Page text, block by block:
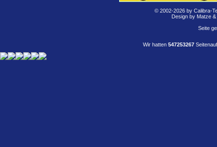
© 2002-2026 by Calibra-
Design by Matze
Seite
Wir hatten 547253267